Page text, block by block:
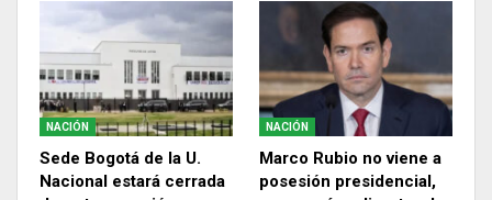
NACIÓN
Sede Bogotá de la U.
Nacional estará cerrada
NACIÓN
Marco Rubio no viene a
posesión presidencial,